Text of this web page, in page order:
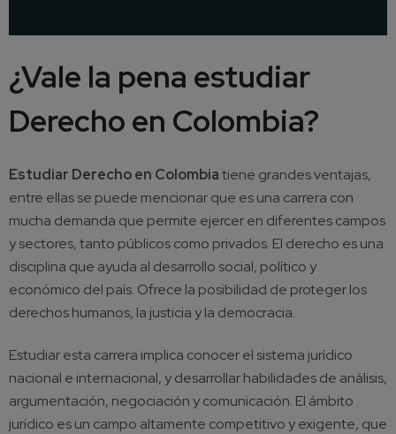
¿Vale la pena estudiar
Derecho en Colombia?
Estudiar Derecho en Colombiatiene grandes ventajas,
entre ellas se puede mencionar que es una carrera con
mucha demanda que permite ejercer en diferentes campos
y sectores, tanto públicos como privados. El derecho es una
disciplina que ayuda al desarrollo social, político y
económico del país. Ofrece la posibilidad de proteger los
derechos humanos, la justicia y la democracia.
Estudiar esta carrera implica conocer el sistema jurídico
nacional e internacional, y desarrollar habilidades de análisis,
argumentación, negociación y comunicación. El ámbito
jurídico es un campo altamente competitivo y exigente, que